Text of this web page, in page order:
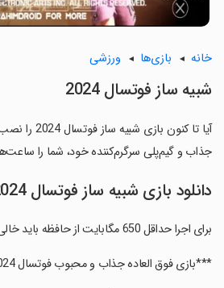
خانه بازی‌ها ورزشی
‏شبیه ساز فوتسال 2024
آیا تا کنون
جذاب و گیم‌پلی سرگرم‌کننده خود، شما را
دانلود بازی ‏شبیه ساز فوتسال 2024
‏برای اجرا حداقل 650 مگابایت از حافظه باید خالی باشد.
‏***بازی فوق العاده جذاب و محبوب فوتسال 2024***